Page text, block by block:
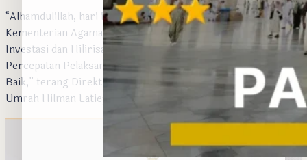
“Alhamdulillah, hari ini kami mendapat kabar baik,
Kementerian Agama mendapat penghargaan dari Menteri
Investasi dan Hilirisasi Rosan Perkasa Roeslani. Program
Percepatan Pelaksanaan Berusaha masuk kategori Sangat
Baik,” terang Direktur Jenderal Penyelenggaraan Haji dan
Umrah Hilman Latief di Jakarta, Jumat (7/2/2025).